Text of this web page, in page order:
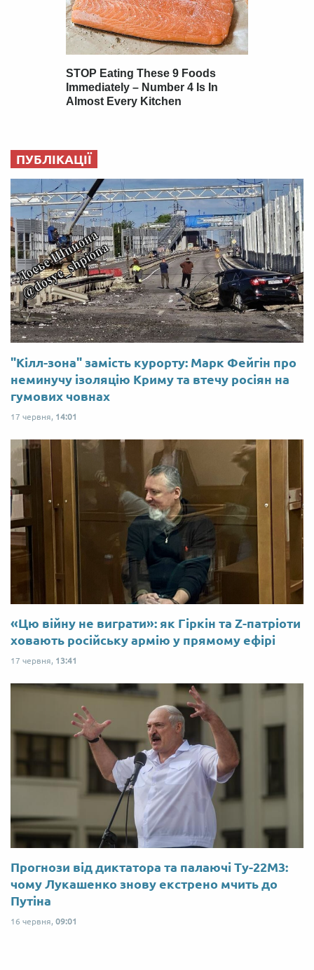
ПУБЛІКАЦІЇ
"Кілл-зона" замість курорту: Марк Фейгін про
неминучу ізоляцію Криму та втечу росіян на
гумових човнах
17 червня, 14:01
«Цю війну не виграти»: як Гіркін та Z-патріоти
ховають російську армію у прямому ефірі
17 червня, 13:41
Прогнози від диктатора та палаючі Ту-22М3:
чому Лукашенко знову екстрено мчить до
Путіна
16 червня, 09:01